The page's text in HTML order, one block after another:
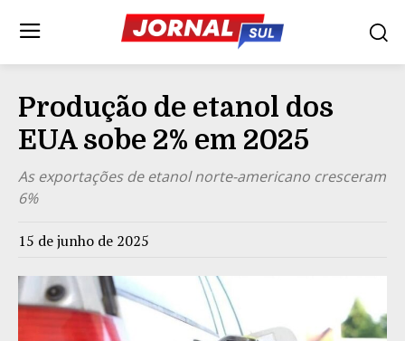
Produção de etanol dos
EUA sobe 2% em 2025
As exportações de etanol norte-americano cresceram
6%
15 de junho de 2025